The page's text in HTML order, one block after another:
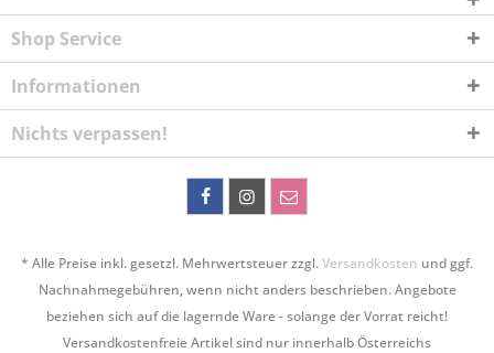
Shop Service
Informationen
Nichts verpassen!
* Alle Preise inkl. gesetzl. Mehrwertsteuer zzgl.Versandkosten und ggf.
Nachnahmegebühren, wenn nicht anders beschrieben. Angebote
beziehen sich auf die lagernde Ware - solange der Vorrat reicht!
Versandkostenfreie Artikel sind nur innerhalb Österreichs